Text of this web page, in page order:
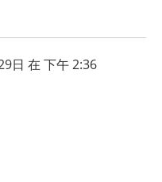
日 在 下午 2:36